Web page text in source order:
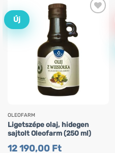
Új
OLEOFARM
Ligetszépe olaj, hidegen
sajtolt Oleofarm (250 ml)
12 190,00 Ft